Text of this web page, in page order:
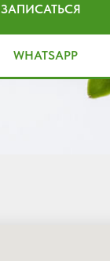
ЗАПИСАТЬСЯ
WHATSAPP